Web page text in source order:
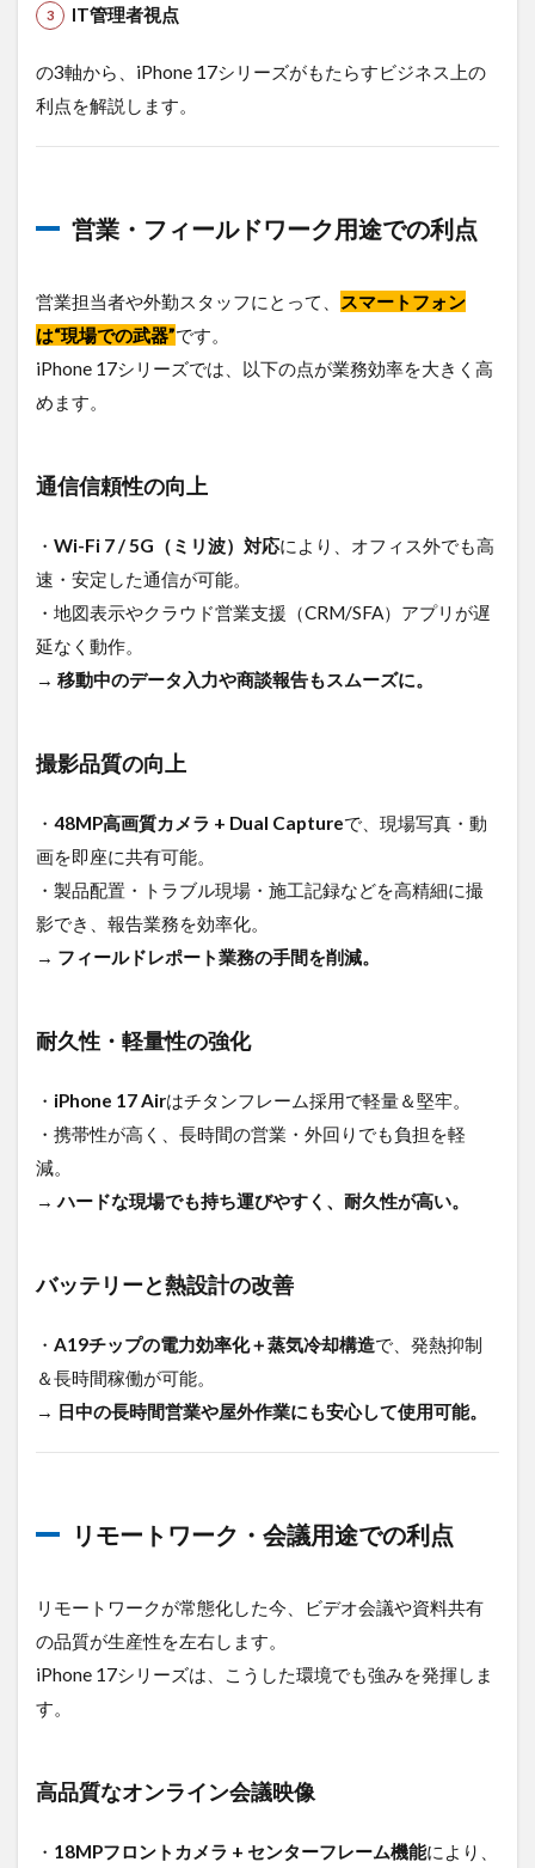
IT管理者視点
の3軸から、iPhone 17シリーズがもたらすビジネス上の
利点を解説します。
営業・フィールドワーク用途での利点
営業担当者や外勤スタッフにとって、
スマートフォン
は“現場での武器”です。
iPhone 17シリーズでは、以下の点が業務効率を大きく高
めます。
通信信頼性の向上
・ Wi-Fi 7 / 5G（ミリ波）対応により、オフィス外でも高
速・安定した通信が可能。
・地図表示やクラウド営業支援（CRM/SFA）アプリが遅
延なく動作。
→ 移動中のデータ入力や商談報告もスムーズに。
撮影品質の向上
・ 48MP高画質カメラ + Dual Captureで、現場写真・動
画を即座に共有可能。
・製品配置・トラブル現場・施工記録などを高精細に撮
影でき、報告業務を効率化。
→ フィールドレポート業務の手間を削減。
耐久性・軽量性の強化
・ iPhone 17 Airはチタンフレーム採用で軽量＆堅牢。
・携帯性が高く、長時間の営業・外回りでも負担を軽
減。
→ハードな現場でも持ち運びやすく、耐久性が高い。
バッテリーと熱設計の改善
・ A19チップの電力効率化＋蒸気冷却構造で、発熱抑制
＆長時間稼働が可能。
→ 日中の長時間営業や屋外作業にも安心して使用可能。
リモートワーク・会議用途での利点
リモートワークが常態化した今、ビデオ会議や資料共有
の品質が生産性を左右します。
iPhone 17シリーズは、こうした環境でも強みを発揮しま
す。
高品質なオンライン会議映像
・ 18MPフロントカメラ + センターフレーム機能により、